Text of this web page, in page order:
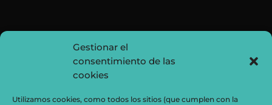
Gestionar el
consentimiento de las
cookies
Utilizamos cookies, como todos los sitios (que cumplen con la